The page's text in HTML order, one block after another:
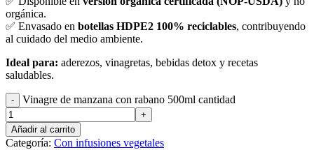
orgánica.
✅ Envasado en botellas HDPE2 100% reciclables, contribuyendo
al cuidado del medio ambiente.
Ideal para: aderezos, vinagretas, bebidas detox y recetas
saludables.
Vinagre de manzana con rabano 500ml cantidad
Añadir al carrito
Categoría: Con infusiones vegetales